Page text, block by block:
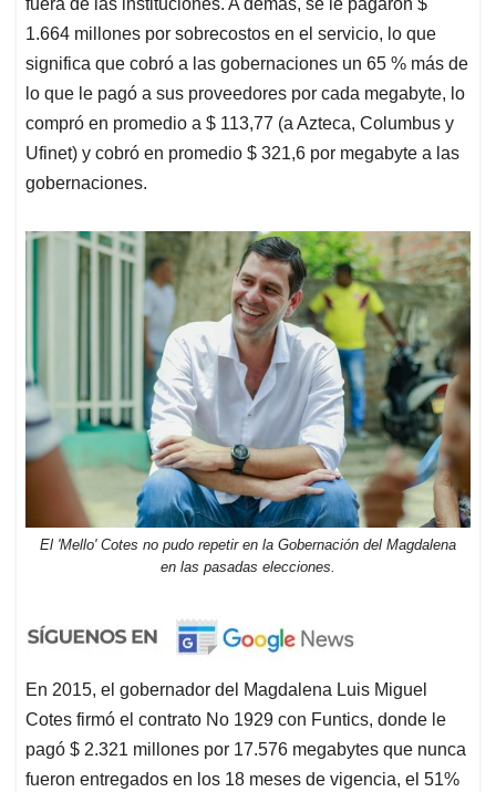
fuera de las instituciones. A demás, se le pagaron $
1.664 millones por sobrecostos en el servicio, lo que
significa que cobró a las gobernaciones un 65 % más de
lo que le pagó a sus proveedores por cada megabyte, lo
compró en promedio a $ 113,77 (a Azteca, Columbus y
Ufinet) y cobró en promedio $ 321,6 por megabyte a las
gobernaciones.
El 'Mello' Cotes no pudo repetir en la Gobernación del Magdalena
en las pasadas elecciones.
En 2015, el gobernador del Magdalena Luis Miguel
Cotes firmó el contrato No 1929 con Funtics, donde le
pagó $ 2.321 millones por 17.576 megabytes que nunca
fueron entregados en los 18 meses de vigencia, el 51%